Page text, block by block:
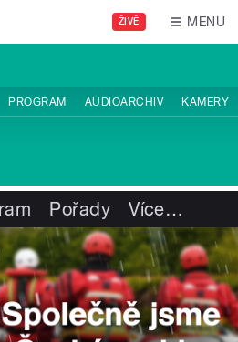
ŽIVĚ MENU
PROGRAM AUDIOARCHIV KAMERY
Pořady Více…